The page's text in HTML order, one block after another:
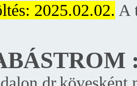
2025.02.02. A